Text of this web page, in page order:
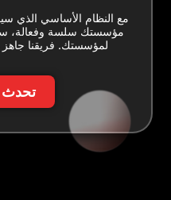
مع النظام الأساسي الذي
مؤسستك سلسة وفعالة،
لمؤسستك. فريقنا جاهز
تحدث